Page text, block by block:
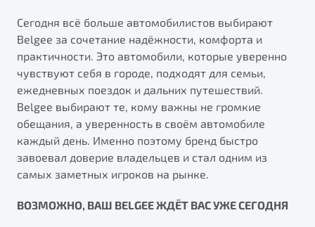
Сегодня всё больше автомобилистов выбирают
Belgee за сочетание надёжности, комфорта и
практичности. Это автомобили, которые уверенно
чувствуют себя в городе, подходят для семьи,
ежедневных поездок и дальних путешествий.
Belgee выбирают те, кому важны не громкие
обещания, а уверенность в своём автомобиле
каждый день. Именно поэтому бренд быстро
завоевал доверие владельцев и стал одним из
самых заметных игроков на рынке.
ВОЗМОЖНО, ВАШ BELGEE ЖДЁТ ВАС УЖЕ СЕГОДНЯ